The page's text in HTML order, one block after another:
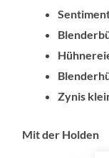
Zynis
Mit der Holden